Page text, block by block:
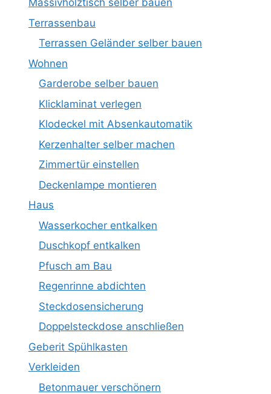
Massivholztisch selber bauen
Terrassenbau
Terrassen Geländer selber bauen
Wohnen
Garderobe selber bauen
Klicklaminat verlegen
Klodeckel mit Absenkautomatik
Kerzenhalter selber machen
Zimmertür einstellen
Deckenlampe montieren
Haus
Wasserkocher entkalken
Duschkopf entkalken
Pfusch am Bau
Regenrinne abdichten
Steckdosensicherung
Doppelsteckdose anschließen
Geberit Spühlkasten
Verkleiden
Betonmauer verschönern